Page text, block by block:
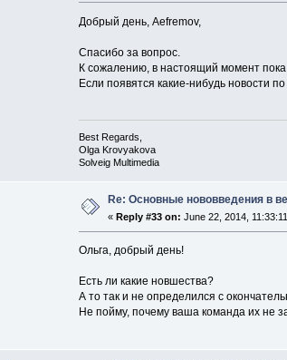
Добрый день, Aefremov,
Спасибо за вопрос.
К сожалению, в настоящий момент
Если появятся какие-нибудь новости
Best Regards,
Olga Krovyakova
Solveig Multimedia
Re: Основные нововведения в
«Reply #33 on: June 22, 2014,
Ольга, добрый день!
Есть ли какие новшества?
А то так и не определился с
Не пойму, почему ваша команда их не